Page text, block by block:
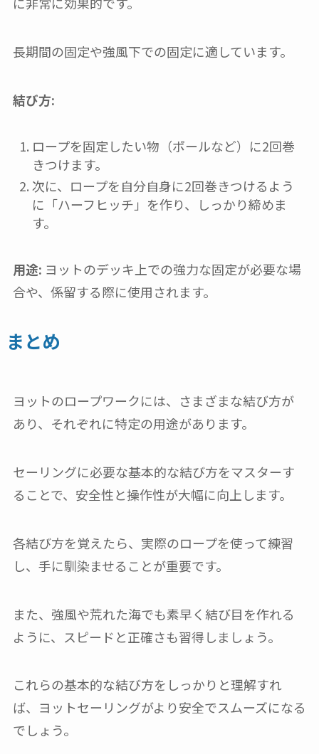
長期間の固定や強風下での固定に適しています。
結び方:
ロープを固定したい物（ポールなど）に2回巻
きつけます。
次に、ロープを自分自身に2回巻きつけるよう
に「ハーフヒッチ」を作り、しっかり締めま
す。
用途: ヨットのデッキ上での強力な固定が必要な場
合や、係留する際に使用されます。
まとめ
ヨットのロープワークには、さまざまな結び方が
あり、それぞれに特定の用途があります。
セーリングに必要な基本的な結び方をマスターす
ることで、安全性と操作性が大幅に向上します。
各結び方を覚えたら、実際のロープを使って練習
し、手に馴染ませることが重要です。
また、強風や荒れた海でも素早く結び目を作れる
ように、スピードと正確さも習得しましょう。
これらの基本的な結び方をしっかりと理解すれ
ば、ヨットセーリングがより安全でスムーズになる
でしょう。